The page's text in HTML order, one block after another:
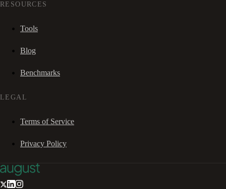
RESOURCES
Tools
Blog
Benchmarks
LEGAL
Terms of Service
Privacy Policy